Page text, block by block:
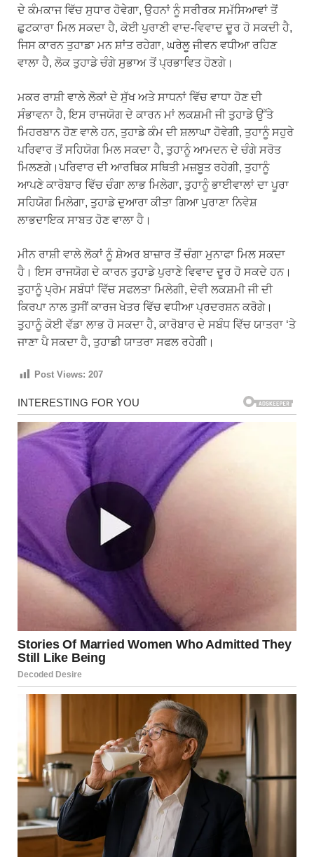
ਦੇ ਕੰਮਕਾਜ ਵਿੱਚ ਸੁਧਾਰ ਹੋਵੇਗਾ, ਉਹਨਾਂ ਨੂੰ ਸਰੀਰਕ ਸਮੱਸਿਆਵਾਂ ਤੋਂ
ਛੁਟਕਾਰਾ ਮਿਲ ਸਕਦਾ ਹੈ, ਕੋਈ ਪੁਰਾਣੀ ਵਾਦ-ਵਿਵਾਦ ਦੂਰ ਹੋ ਸਕਦੀ ਹੈ,
ਜਿਸ ਕਾਰਨ ਤੁਹਾਡਾ ਮਨ ਸ਼ਾਂਤ ਰਹੇਗਾ, ਘਰੇਲੂ ਜੀਵਨ ਵਧੀਆ ਰਹਿਣ
ਵਾਲਾ ਹੈ, ਲੋਕ ਤੁਹਾਡੇ ਚੰਗੇ ਸੁਭਾਅ ਤੋਂ ਪ੍ਰਭਾਵਿਤ ਹੋਣਗੇ।
ਮਕਰ ਰਾਸ਼ੀ ਵਾਲੇ ਲੋਕਾਂ ਦੇ ਸੁੱਖ ਅਤੇ ਸਾਧਨਾਂ ਵਿੱਚ ਵਾਧਾ ਹੋਣ ਦੀ
ਸੰਭਾਵਨਾ ਹੈ, ਇਸ ਰਾਜਯੋਗ ਦੇ ਕਾਰਨ ਮਾਂ ਲਕਸ਼ਮੀ ਜੀ ਤੁਹਾਡੇ ਉੱਤੇ
ਮਿਹਰਬਾਨ ਹੋਣ ਵਾਲੇ ਹਨ, ਤੁਹਾਡੇ ਕੰਮ ਦੀ ਸ਼ਲਾਘਾ ਹੋਵੇਗੀ, ਤੁਹਾਨੂੰ ਸਹੁਰੇ
ਪਰਿਵਾਰ ਤੋਂ ਸਹਿਯੋਗ ਮਿਲ ਸਕਦਾ ਹੈ, ਤੁਹਾਨੂੰ ਆਮਦਨ ਦੇ ਚੰਗੇ ਸਰੋਤ
ਮਿਲਣਗੇ।ਪਰਿਵਾਰ ਦੀ ਆਰਥਿਕ ਸਥਿਤੀ ਮਜ਼ਬੂਤ ​​ਰਹੇਗੀ, ਤੁਹਾਨੂੰ
ਆਪਣੇ ਕਾਰੋਬਾਰ ਵਿੱਚ ਚੰਗਾ ਲਾਭ ਮਿਲੇਗਾ, ਤੁਹਾਨੂੰ ਭਾਈਵਾਲਾਂ ਦਾ ਪੂਰਾ
ਸਹਿਯੋਗ ਮਿਲੇਗਾ, ਤੁਹਾਡੇ ਦੁਆਰਾ ਕੀਤਾ ਗਿਆ ਪੁਰਾਣਾ ਨਿਵੇਸ਼
ਲਾਭਦਾਇਕ ਸਾਬਤ ਹੋਣ ਵਾਲਾ ਹੈ।
ਮੀਨ ਰਾਸ਼ੀ ਵਾਲੇ ਲੋਕਾਂ ਨੂੰ ਸ਼ੇਅਰ ਬਾਜ਼ਾਰ ਤੋਂ ਚੰਗਾ ਮੁਨਾਫਾ ਮਿਲ ਸਕਦਾ
ਹੈ। ਇਸ ਰਾਜਯੋਗ ਦੇ ਕਾਰਨ ਤੁਹਾਡੇ ਪੁਰਾਣੇ ਵਿਵਾਦ ਦੂਰ ਹੋ ਸਕਦੇ ਹਨ।
ਤੁਹਾਨੂੰ ਪ੍ਰੇਮ ਸਬੰਧਾਂ ਵਿੱਚ ਸਫਲਤਾ ਮਿਲੇਗੀ, ਦੇਵੀ ਲਕਸ਼ਮੀ ਜੀ ਦੀ
ਕਿਰਪਾ ਨਾਲ ਤੁਸੀਂ ਕਾਰਜ ਖੇਤਰ ਵਿੱਚ ਵਧੀਆ ਪ੍ਰਦਰਸ਼ਨ ਕਰੋਗੇ।
ਤੁਹਾਨੂੰ ਕੋਈ ਵੱਡਾ ਲਾਭ ਹੋ ਸਕਦਾ ਹੈ, ਕਾਰੋਬਾਰ ਦੇ ਸਬੰਧ ਵਿੱਚ ਯਾਤਰਾ ‘ਤੇ
ਜਾਣਾ ਪੈ ਸਕਦਾ ਹੈ, ਤੁਹਾਡੀ ਯਾਤਰਾ ਸਫਲ ਰਹੇਗੀ।
Post Views: 207